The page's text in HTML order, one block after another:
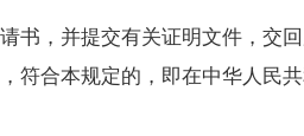
，并提交有关证明文件，交
合本规定的，即在中华人民